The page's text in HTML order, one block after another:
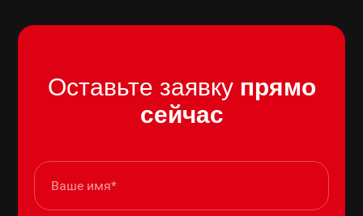
Оставьте заявку прямо
сейчас